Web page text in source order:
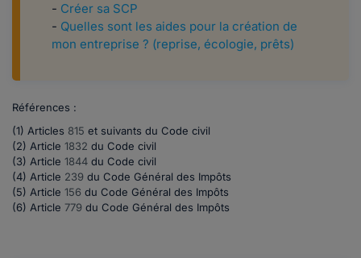
- Créer sa SCP
- Quelles sont les aides pour la création de
mon entreprise ? (reprise, écologie, prêts)
Références :
(1) Articles 815 et suivants du Code civil
(2) Article 1832 du Code civil
(3) Article 1844 du Code civil
(4) Article 239 du Code Général des Impôts
(5) Article 156 du Code Général des Impôts
(6) Article 779 du Code Général des Impôts